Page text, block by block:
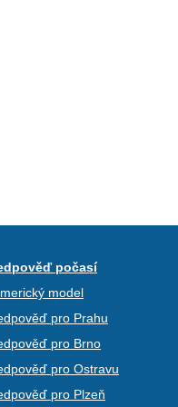
počasí
model
pro Prahu
pro Brno
pro Ostravu
pro Plzeň